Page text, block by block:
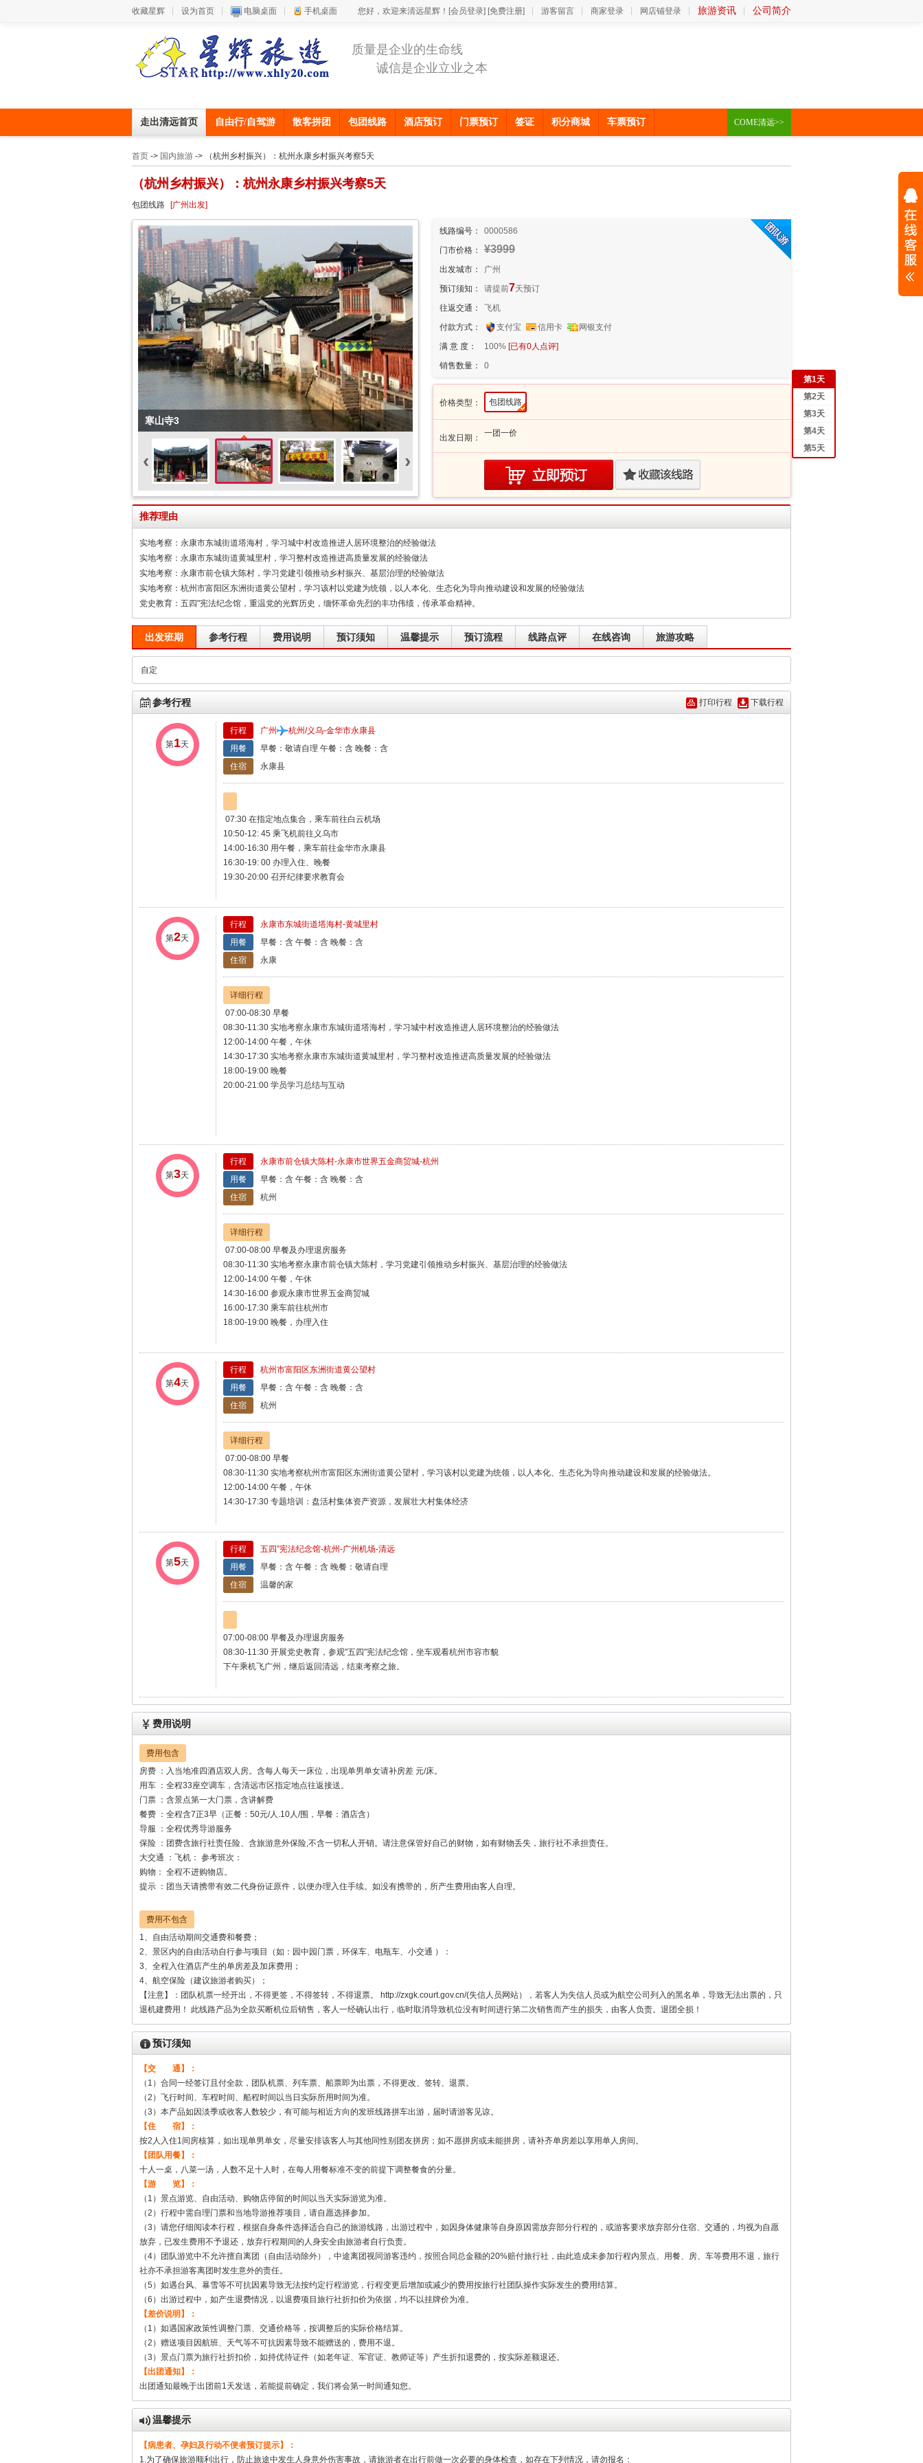
收藏星辉 设为首页 电脑桌面 手机桌面 您好，欢迎来清远星辉！ [会员登录] [免费注册] 游客留言 商家登录 网店铺登录 旅游资讯 公司简介
质量是企业的生命线
诚信是企业立业之本
走出清远首页 自由行/自驾游 散客拼团 包团线路 酒店预订 门票预订 签证 积分商城 车票预订 COME清远>>
首页 -> 国内旅游 -> （杭州乡村振兴）：杭州永康乡村振兴考察5天
（杭州乡村振兴）：杭州永康乡村振兴考察5天
包团线路 [广州出发]
寒山寺3
‹ ›
线路编号：
0000586
门市价格：
¥3999
出发城市：
广州
预订须知：
请提前7天预订
往返交通：
飞机
付款方式：
支付宝 信用卡
网银支付
满 意 度：
100% [已有0人点评]
销售数量：
0
价格类型： 包团线路
出发日期： 一团一价
推荐理由
实地考察：永康市东城街道塔海村，学习城中村改造推进人居环境整治的经验做法
实地考察：永康市东城街道黄城里村，学习整村改造推进高质量发展的经验做法
实地考察：永康市前仓镇大陈村，学习党建引领推动乡村振兴、基层治理的经验做法
实地考察：杭州市富阳区东洲街道黄公望村，学习该村以党建为统领，以人本化、生态化为导向推动建设和发展的经验做法
党史教育：五四"宪法纪念馆，重温党的光辉历史，缅怀革命先烈的丰功伟绩，传承革命精神。
出发班期 参考行程 费用说明 预订须知 温馨提示 预订流程 线路点评 在线咨询 旅游攻略
自定
打印行程 下载行程
参考行程
第1天
行程 广州
杭州/义乌-金华市永康县
用餐
早餐：敬请自理 午餐：含 晚餐：含
住宿
永康县
07:30 在指定地点集合，乘车前往白云机场
10:50-12: 45 乘飞机前往义乌市
14:00-16:30 用午餐，乘车前往金华市永康县
16:30-19: 00 办理入住、晚餐
19:30-20:00 召开纪律要求教育会
第2天
行程
永康市东城街道塔海村-黄城里村
用餐
早餐：含 午餐：含 晚餐：含
住宿
永康
详细行程
07:00-08:30 早餐
08:30-11:30 实地考察永康市东城街道塔海村，学习城中村改造推进人居环境整治的经验做法
12:00-14:00 午餐，午休
14:30-17:30 实地考察永康市东城街道黄城里村，学习整村改造推进高质量发展的经验做法
18:00-19:00 晚餐
20:00-21:00 学员学习总结与互动
第3天
行程
永康市前仓镇大陈村-永康市世界五金商贸城-杭州
用餐
早餐：含 午餐：含 晚餐：含
住宿
杭州
详细行程
07:00-08:00 早餐及办理退房服务
08:30-11:30 实地考察永康市前仓镇大陈村，学习党建引领推动乡村振兴、基层治理的经验做法
12:00-14:00 午餐，午休
14:30-16:00 参观永康市世界五金商贸城
16:00-17:30 乘车前往杭州市
18:00-19:00 晚餐，办理入住
第4天
行程
杭州市富阳区东洲街道黄公望村
用餐
早餐：含 午餐：含 晚餐：含
住宿
杭州
详细行程
07:00-08:00 早餐
08:30-11:30 实地考察杭州市富阳区东洲街道黄公望村，学习该村以党建为统领，以人本化、生态化为导向推动建设和发展的经验做法。
12:00-14:00 午餐，午休
14:30-17:30 专题培训：盘活村集体资产资源，发展壮大村集体经济
第5天
行程
五四”宪法纪念馆-杭州-广州机场-清远
用餐
早餐：含 午餐：含 晚餐：敬请自理
住宿
温馨的家
07:00-08:00 早餐及办理退房服务
08:30-11:30 开展党史教育，参观"五四"宪法纪念馆，坐车观看杭州市容市貌
下午乘机飞广州，继后返回清远，结束考察之旅。
费用说明
费用包含
房费 ：入当地准四酒店双人房。含每人每天一床位，出现单男单女请补房差 元/床。
用车 ：全程33座空调车，含清远市区指定地点往返接送。
门票 ：含景点第一大门票，含讲解费
餐费 ：全程含7正3早（正餐：50元/人.10人/围，早餐：酒店含）
导服 ：全程优秀导游服务
保险 ：团费含旅行社责任险、含旅游意外保险,不含一切私人开销。请注意保管好自己的财物，如有财物丢失，旅行社不承担责任。
大交通 ：飞机： 参考班次：
购物： 全程不进购物店。
提示 ：团当天请携带有效二代身份证原件，以便办理入住手续。如没有携带的，所产生费用由客人自理。
费用不包含
1、自由活动期间交通费和餐费；
2、景区内的自由活动自行参与项目（如：园中园门票，环保车、电瓶车、小交通 ）：
3、全程入住酒店产生的单房差及加床费用；
4、航空保险（建议旅游者购买）；
【注意】：团队机票一经开出，不得更签，不得签转，不得退票。 http://zxgk.court.gov.cn/(失信人员网站），若客人为失信人员或为航空公司列入的黑名单，导致无法出票的，只
退机建费用！ 此线路产品为全款买断机位后销售，客人一经确认出行，临时取消导致机位没有时间进行第二次销售而产生的损失，由客人负责。退团全损！
预订须知
【交 通】：
（1）合同一经签订且付全款，团队机票、列车票、船票即为出票，不得更改、签转、退票。
（2）飞行时间、车程时间、船程时间以当日实际所用时间为准。
（3）本产品如因淡季或收客人数较少，有可能与相近方向的发班线路拼车出游，届时请游客见谅。
【住 宿】：
按2人入住1间房核算，如出现单男单女，尽量安排该客人与其他同性别团友拼房；如不愿拼房或未能拼房，请补齐单房差以享用单人房间。
【团队用餐】：
十人一桌，八菜一汤，人数不足十人时，在每人用餐标准不变的前提下调整餐食的分量。
【游 览】：
（1）景点游览、自由活动、购物店停留的时间以当天实际游览为准。
（2）行程中需自理门票和当地导游推荐项目，请自愿选择参加。
（3）请您仔细阅读本行程，根据自身条件选择适合自己的旅游线路，出游过程中，如因身体健康等自身原因需放弃部分行程的，或游客要求放弃部分住宿、交通的，均视为自愿
放弃，已发生费用不予退还，放弃行程期间的人身安全由旅游者自行负责。
（4）团队游览中不允许擅自离团（自由活动除外），中途离团视同游客违约，按照合同总金额的20%赔付旅行社，由此造成未参加行程内景点、用餐、房、车等费用不退，旅行
社亦不承担游客离团时发生意外的责任。
（5）如遇台风、暴雪等不可抗因素导致无法按约定行程游览，行程变更后增加或减少的费用按旅行社团队操作实际发生的费用结算。
（6）出游过程中，如产生退费情况，以退费项目旅行社折扣价为依据，均不以挂牌价为准。
【差价说明】：
（1）如遇国家政策性调整门票、交通价格等，按调整后的实际价格结算。
（2）赠送项目因航班、天气等不可抗因素导致不能赠送的，费用不退。
（3）景点门票为旅行社折扣价，如持优待证件（如老年证、军官证、教师证等）产生折扣退费的，按实际差额退还。
【出团通知】：
出团通知最晚于出团前1天发送，若能提前确定，我们将会第一时间通知您。
温馨提示
【病患者、孕妇及行动不便者预订提示】：
1.为了确保旅游顺利出行，防止旅途中发生人身意外伤害事故，请旅游者在出行前做一次必要的身体检查，如存在下列情况，请勿报名：
第1天
第2天
第3天
第4天
第5天